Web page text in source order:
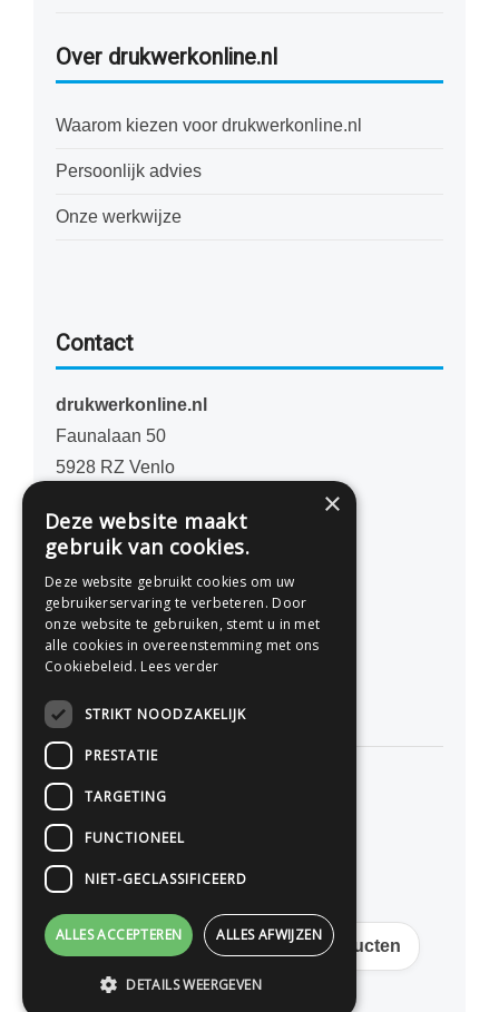
Over drukwerkonline.nl
Waarom kiezen voor drukwerkonline.nl
Persoonlijk advies
Onze werkwijze
Contact
drukwerkonline.nl
Faunalaan 50
5928 RZ Venlo
077 - 741 07 41
info@drukwerkonline.nl
KvK 12053217
Persoonlijk advies
Premium kwaliteit
Gratis verzending op veel producten
×
Deze website maakt
gebruik van cookies.
Deze website gebruikt cookies om uw
gebruikerservaring te verbeteren. Door
onze website te gebruiken, stemt u in met
alle cookies in overeenstemming met ons
Cookiebeleid. Lees verder
STRIKT NOODZAKELIJK
PRESTATIE
TARGETING
FUNCTIONEEL
NIET-GECLASSIFICEERD
ALLES ACCEPTEREN ALLES AFWIJZEN
DETAILS WEERGEVEN